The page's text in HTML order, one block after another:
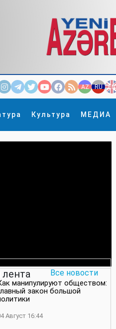
AZ RU EN
Культура МЕДИА
×
Все новости
манипулируют обществом:
закон большой
Август 16:44